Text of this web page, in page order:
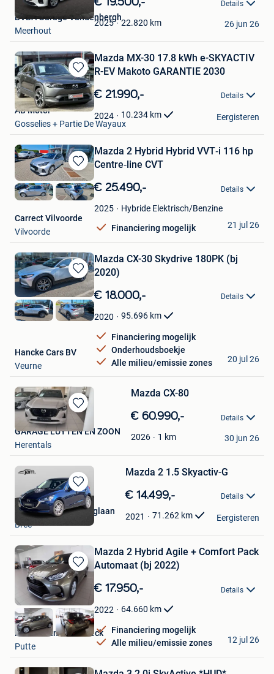
Mijn
Favorieten
Details
2025 22.820 km
BVBA Garage Vandenbergh
Meerhout
26 jun 26
Bewaren
in
Mijn
Favorieten
Mazda MX-30 17.8 kWh e-SKYACTIV
R-EV Makoto GARANTIE 2030
€ 21.990,- Details
2024 10.234 km
AB Motor
Gosselies + Partie De Wayaux
Eergisteren
Bewaren
in
Mijn
Favorieten
Mazda 2 Hybrid Hybrid VVT‑i 116 hp
Centre‑line CVT
€ 25.490,- Details
2025 Hybride Elektrisch/Benzine
Financiering mogelijk
Carrect Vilvoorde
Vilvoorde
21 jul 26
Bewaren
in
Mijn
Favorieten
Mazda CX-30 Skydrive 180PK (bj
2020)
€ 18.000,- Details
2020 95.696 km
Financiering mogelijk
Onderhoudsboekje
Alle milieu/emissie zones
Hancke Cars BV
Veurne
20 jul 26
Bewaren
in
Mijn
Mazda CX-80
€ 60.990,- Details
2026 1 km
GARAGE LUYTEN EN ZOON
Herentals
30 jun 26
Bewaren
in
Mijn
Favorieten
Mazda 2 1.5 Skyactiv-G
€ 14.499,- Details
2021 71.262 km
Groep Jam Bree Bruglaan
Bree
Eergisteren
Bewaren
in
Mijn
Favorieten
Mazda 2 Hybrid Agile + Comfort Pack
Automaat (bj 2022)
€ 17.950,- Details
2022 64.660 km
Financiering mogelijk
Alle milieu/emissie zones
Mazda Van den Broeck
Putte
12 jul 26